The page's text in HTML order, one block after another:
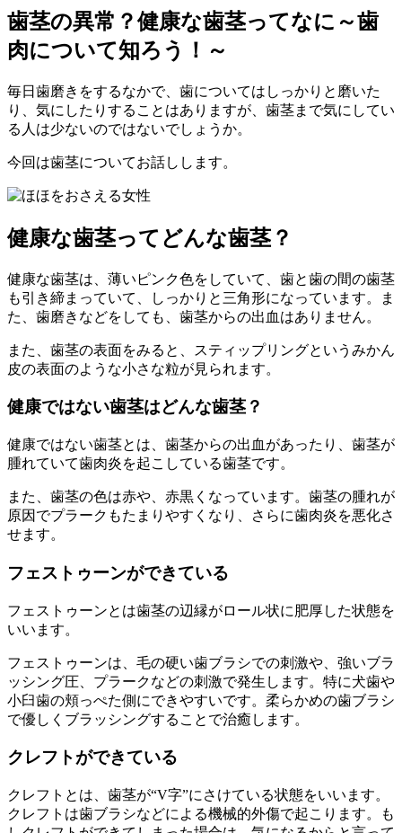
歯茎の異常？健康な歯茎ってなに～歯
肉について知ろう！～
毎日歯磨きをするなかで、歯についてはしっかりと磨いた
り、気にしたりすることはありますが、歯茎まで気にしてい
る人は少ないのではないでしょうか。
今回は歯茎についてお話しします。
健康な歯茎ってどんな歯茎？
健康な歯茎は、薄いピンク色をしていて、歯と歯の間の歯茎
も引き締まっていて、しっかりと三角形になっています。ま
た、歯磨きなどをしても、歯茎からの出血はありません。
また、歯茎の表面をみると、スティップリングというみかん
皮の表面のような小さな粒が見られます。
健康ではない歯茎はどんな歯茎？
健康ではない歯茎とは、歯茎からの出血があったり、歯茎が
腫れていて歯肉炎を起こしている歯茎です。
また、歯茎の色は赤や、赤黒くなっています。歯茎の腫れが
原因でプラークもたまりやすくなり、さらに歯肉炎を悪化さ
せます。
フェストゥーンができている
フェストゥーンとは歯茎の辺縁がロール状に肥厚した状態を
いいます。
フェストゥーンは、毛の硬い歯ブラシでの刺激や、強いブラ
ッシング圧、プラークなどの刺激で発生します。特に犬歯や
小臼歯の頬っぺた側にできやすいです。柔らかめの歯ブラシ
で優しくブラッシングすることで治癒します。
クレフトができている
クレフトとは、歯茎が“V字”にさけている状態をいいます。
クレフトは歯ブラシなどによる機械的外傷で起こります。も